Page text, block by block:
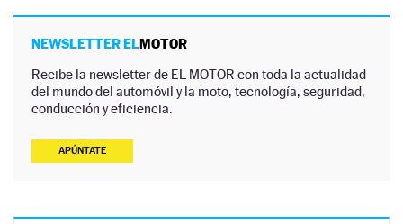
NEWSLETTER ELMOTOR
Recibe la newsletter de EL MOTOR con toda la actualidad
del mundo del automóvil y la moto, tecnología, seguridad,
conducción y eficiencia.
APÚNTATE